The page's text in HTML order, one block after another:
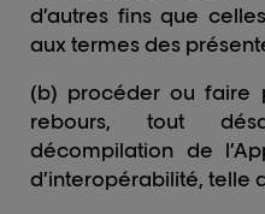
d’autres fins que
aux termes des
(b) procéder ou faire
rebours, tout
décompilation de
d’interopérabilité, telle